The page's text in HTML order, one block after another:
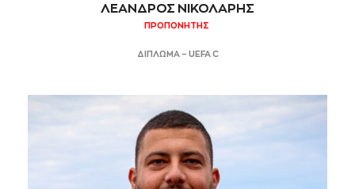
ΛΕΑΝΔΡΟΣ ΝΙΚΟΛΑΡΗΣ
ΠΡΟΠΟΝΗΤΗΣ
ΔΙΠΛΩΜΑ – UEFA C